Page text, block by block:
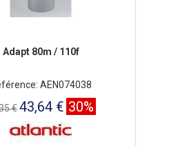
Adapt 80m / 110f
AEN074038
€43,64 € 30%